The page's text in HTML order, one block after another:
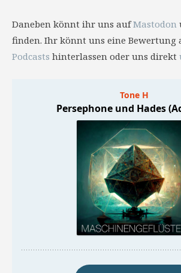
Daneben könnt ihr uns aufMastodon
finden. Ihr könnt uns eine Bewertung
Podcasts hinterlassen oder uns direkt